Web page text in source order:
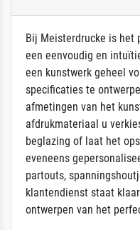
Bij Meisterdrucke is het
een eenvoudig en
een kunstwerk geheel
specificaties te
afmetingen van het
afdrukmateriaal u
beglazing of laat het
eveneens
partouts,
klantendienst staat
ontwerpen van het